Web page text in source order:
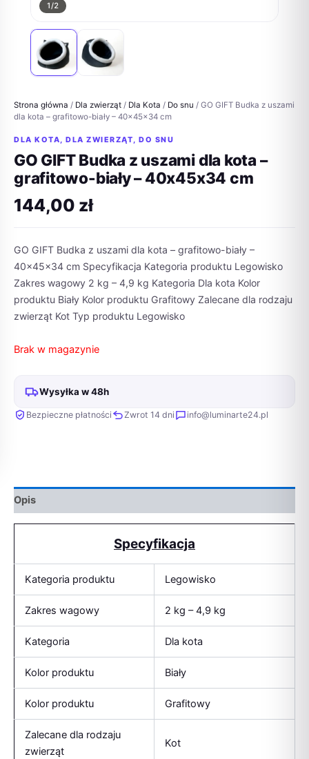
1/2
Strona główna / Dla zwierząt / Dla Kota / Do snu / GO GIFT Budka z uszami
dla kota – grafitowo-biały – 40x45x34 cm
DLA KOTA, DLA ZWIERZĄT, DO SNU
GO GIFT Budka z uszami dla kota –
grafitowo-biały – 40x45x34 cm
144,00 zł
GO GIFT Budka z uszami dla kota – grafitowo-biały –
40x45x34 cm Specyfikacja Kategoria produktu Legowisko
Zakres wagowy 2 kg – 4,9 kg Kategoria Dla kota Kolor
produktu Biały Kolor produktu Grafitowy Zalecane dla rodzaju
zwierząt Kot Typ produktu Legowisko
Brak w magazynie
Wysyłka w 48h
Bezpieczne płatności Zwrot 14 dni info@luminarte24.pl
Opis
Specyfikacja
Kategoria produktu Legowisko
Zakres wagowy 2 kg – 4,9 kg
Kategoria Dla kota
Kolor produktu Biały
Kolor produktu Grafitowy
Zalecane dla rodzaju
zwierząt
Kot